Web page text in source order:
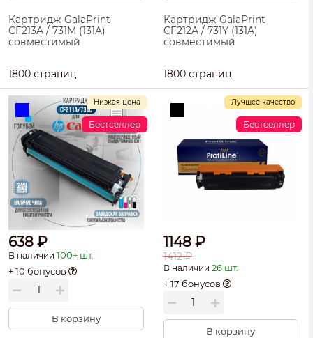
Картридж GalaPrint
CF213A / 731M (131A)
совместимый
1800 страниц
Картридж GalaPrint
CF212A / 731Y (131A)
совместимый
1800 страниц
Низкая цена
638 ₽
В наличии 100+ шт.
Бестселлер
+ 10 бонусов
В корзину
Лучшее качество
1148 ₽
1412 ₽
В наличии 26 шт.
Бестселлер
+ 17 бонусов
В корзину